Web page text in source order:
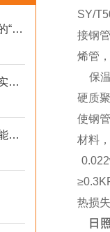
山东聚氨酯保温管：赋能多元场景的“隐形守护者”
山东聚氨酯保温管可通过哪些措施实现快速施工
山东聚氨酯保温管在防腐和绝缘性能方面表现优异
SY/
接钢
烯管
保温
硬质
使钢
材料
热损
日